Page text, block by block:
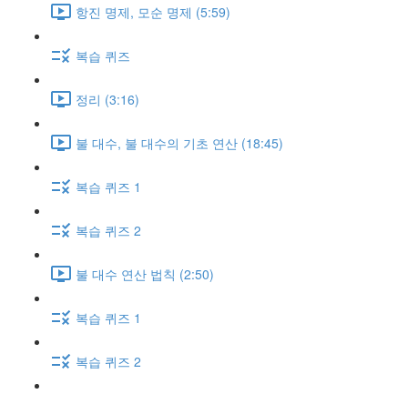
항진 명제, 모순 명제 (5:59)
복습 퀴즈
정리 (3:16)
불 대수, 불 대수의 기초 연산 (18:45)
복습 퀴즈 1
복습 퀴즈 2
불 대수 연산 법칙 (2:50)
복습 퀴즈 1
복습 퀴즈 2